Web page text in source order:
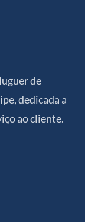
de
dedicada a
ao cliente.